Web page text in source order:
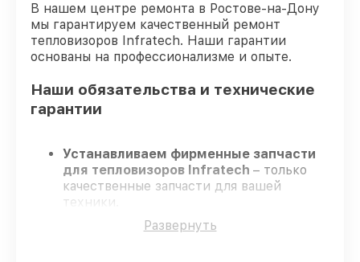
В нашем центре ремонта в Ростове-на-Дону
мы гарантируем качественный ремонт
тепловизоров Infratech. Наши гарантии
основаны на профессионализме и опыте.
Наши обязательства и технические
гарантии
Устанавливаем фирменные запчасти
для тепловизоров Infratech – только
качественные запчасти для вашей
техники.
Сертифицированные мастера
проходят строгий отбор, что
Развернуть